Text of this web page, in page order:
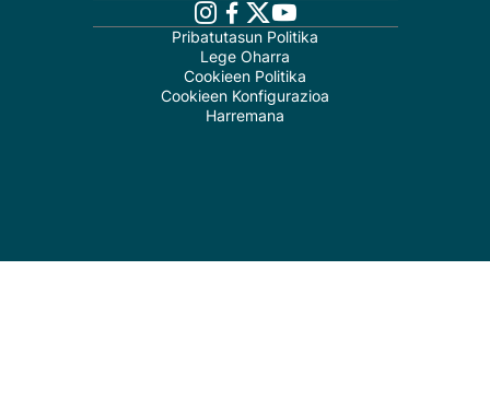
Pribatutasun Politika
Lege Oharra
Cookieen Politika
Cookieen Konfigurazioa
Harremana